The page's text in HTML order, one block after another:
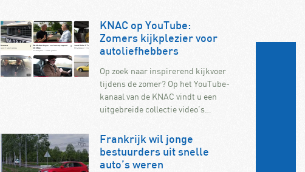
KNAC op YouTube:
Zomers kijkplezier voor
autoliefhebbers
Op zoek naar inspirerend kijkvoer
tijdens de zomer? Op het YouTube-
kanaal van de KNAC vindt u een
uitgebreide collectie video’s…
Frankrijk wil jonge
bestuurders uit snelle
auto’s weren